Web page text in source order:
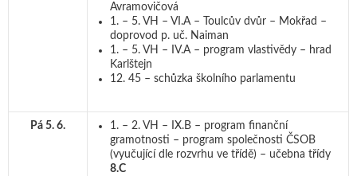
Avramovičová
1. – 5. VH – VI.A – Toulcův dvůr – Mokřad –
doprovod p. uč. Naiman
1. – 5. VH – IV.A – program vlastivědy – hrad
Karlštejn
12. 45 – schůzka školního parlamentu
Pá 5. 6.
1. – 2. VH – IX.B – program finanční
gramotnosti – program společnosti ČSOB
(vyučující dle rozvrhu ve třídě) – učebna třídy
8.C